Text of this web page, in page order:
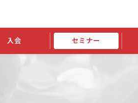
入会 セミナー
学会大会